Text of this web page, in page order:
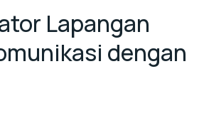
Lapangan
dengan